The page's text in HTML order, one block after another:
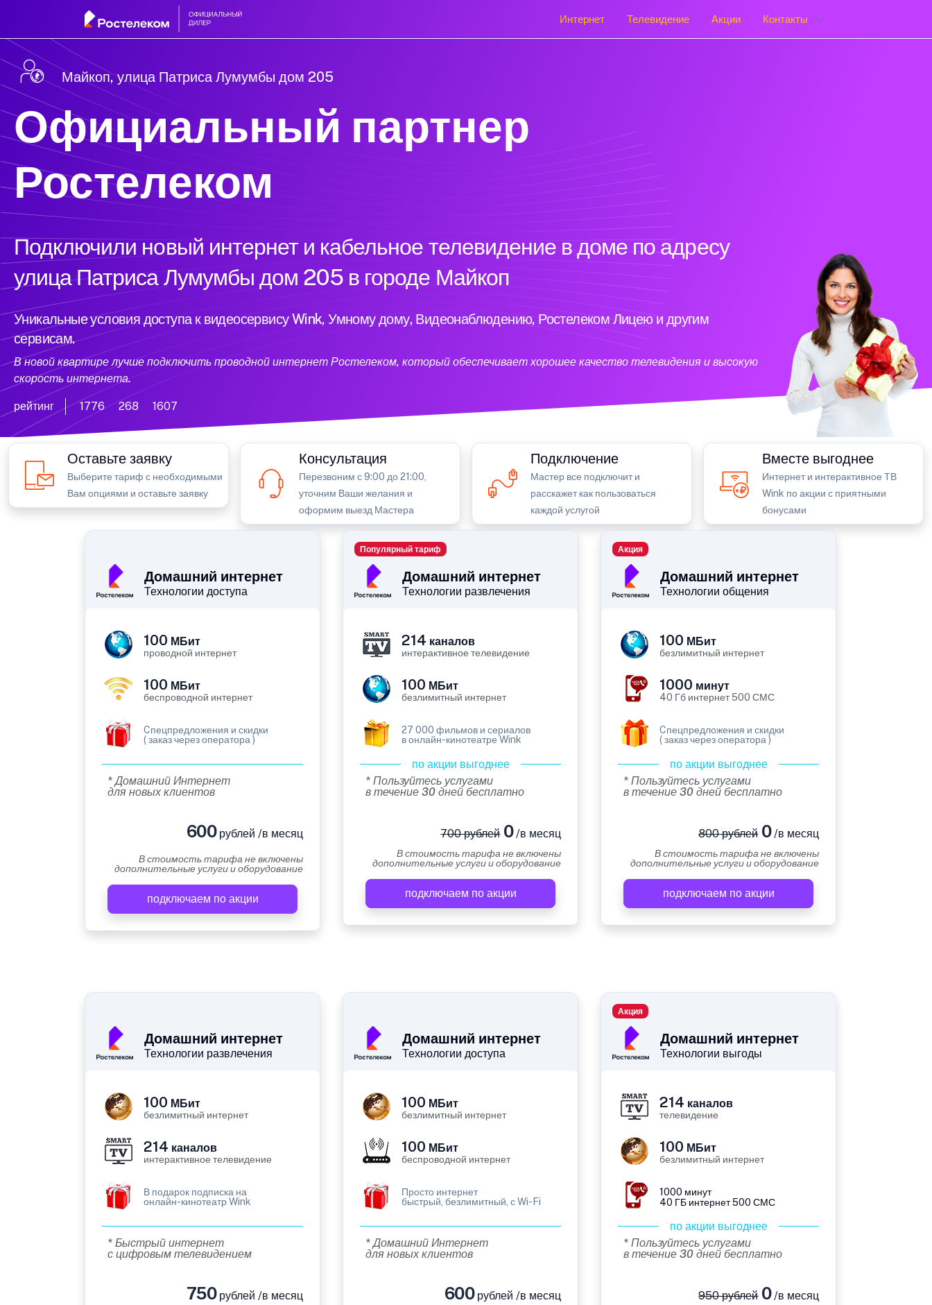
Интернет Телевидение Акции Контакты
Майкоп, улица Патриса Лумумбы дом 205
Официальный партнер
Ростелеком
Подключили новый интернет и кабельное телевидение в доме по адресу
улица Патриса Лумумбы дом 205 в городе Майкоп
Уникальные условия доступа к видеосервису Wink, Умному дому, Видеонаблюдению, Ростелеком Лицею и другим
сервисам.
В новой квартире лучше подключить проводной интернет Ростелеком, который обеспечивает хорошее качество телевидения и высокую
скорость интернета.
рейтинг 1776 268 1607
Оставьте заявку
Выберите тариф с необходимыми
Вам опциями и оставьте заявку
Консультация
Перезвоним с 9:00 до 21:00,
уточним Ваши желания и
оформим выезд Мастера
Подключение
Мастер все подключит и
расскажет как пользоваться
каждой услугой
Вместе выгоднее
Интернет и интерактивное ТВ
Wink по акции с приятными
бонусами
Домашний интернет
Технологии доступа
100 МБит
проводной интернет
100 МБит
беспроводной интернет
Cпецпредложения и скидки
( заказ через оператора )
* Домашний Интернет
для новых клиентов
600рублей /в месяц
В стоимость тарифа не включены
дополнительные услуги и оборудование
подключаем по акции
Домашний интернет
Технологии развлечения
Популярный тариф
214 каналов
интерактивное телевидение
100 МБит
безлимитный интернет
27 000 фильмов и сериалов
в онлайн-кинотеатре Wink
по акции выгоднее
* Пользуйтесь услугами
в течение 30 дней бесплатно
700 рублей0/в месяц
В стоимость тарифа не включены
дополнительные услуги и оборудование
подключаем по акции
Домашний интернет
Технологии общения
Акция
100 МБит
безлимитный интернет
1000 минут
40 Гб интернет 500 СМС
Cпецпредложения и скидки
( заказ через оператора )
по акции выгоднее
* Пользуйтесь услугами
в течение 30 дней бесплатно
800 рублей0/в месяц
В стоимость тарифа не включены
дополнительные услуги и оборудование
подключаем по акции
Домашний интернет
Технологии развлечения
100 МБит
безлимитный интернет
214 каналов
интерактивное телевидение
В подарок подписка на
онлайн-кинотеатр Wink
* Быстрый интернет
с цифровым телевидением
750рублей /в месяц
Домашний интернет
Технологии доступа
100 МБит
безлимитный интернет
100 МБит
беспроводной интернет
Просто интернет
быстрый, безлимитный, с Wi-Fi
* Домашний Интернет
для новых клиентов
600рублей /в месяц
Домашний интернет
Технологии выгоды
Акция
214 каналов
телевидение
100 МБит
безлимитный интернет
1000 минут
40 ГБ интернет 500 СМС
по акции выгоднее
* Пользуйтесь услугами
в течение 30 дней бесплатно
950 рублей0/в месяц